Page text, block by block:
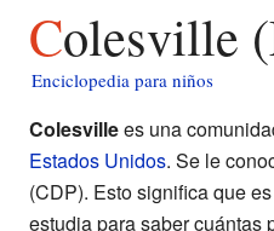
Enciclopedia para niños
Colesvillees una
Estados Unidos. Se le
(CDP). Esto significa que
estudia para saber cuántas